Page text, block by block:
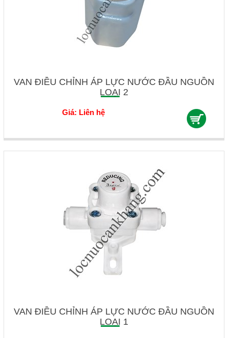
VAN ĐIỀU CHỈNH ÁP LỰC NƯỚC ĐẦU NGUỒN
LOẠI 2
Giá: Liên hệ
VAN ĐIỀU CHỈNH ÁP LỰC NƯỚC ĐẦU NGUỒN
LOẠI 1